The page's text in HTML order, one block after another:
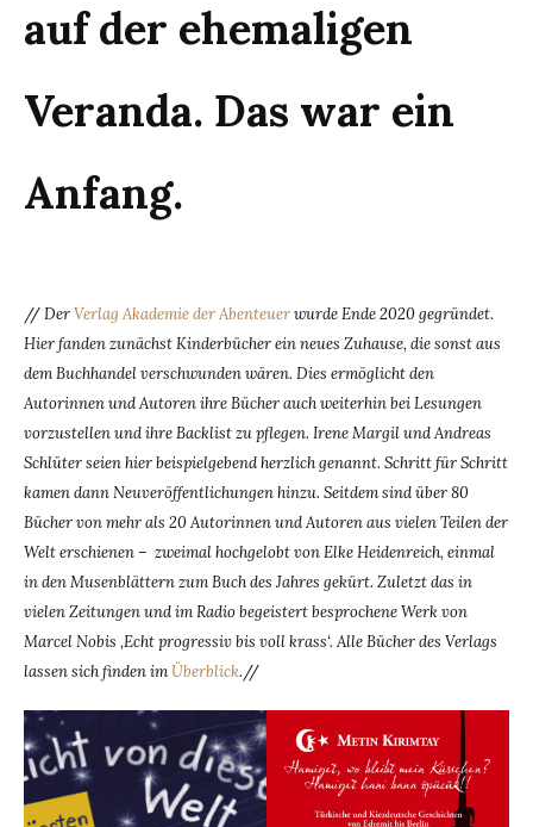
auf der ehemaligen
Veranda. Das war ein
Anfang.
//DerVerlag Akademie der Abenteuerwurde Ende 2020 gegründet.
Hier fanden zunächst Kinderbücher ein neues Zuhause, die sonst aus
dem Buchhandel verschwunden wären. Dies ermöglicht den
Autorinnen und Autoren ihre Bücher auch weiterhin bei Lesungen
vorzustellen und ihre Backlist zu pflegen. Irene Margil und Andreas
Schlüter seien hier beispielgebend herzlich genannt. Schritt für Schritt
kamen dann Neuveröffentlichungen hinzu. Seitdem sind über 80
Bücher von mehr als 20 Autorinnen und Autoren aus vielen Teilen der
Welt erschienen – zweimal hochgelobt von Elke Heidenreich, einmal
in den Musenblättern zum Buch des Jahres gekürt. Zuletzt das in
vielen Zeitungen und im Radio begeistert besprochene Werk von
Marcel Nobis ‚Echt progressiv bis voll krass‘. Alle Bücher des Verlags
lassen sich finden imÜberblick.//